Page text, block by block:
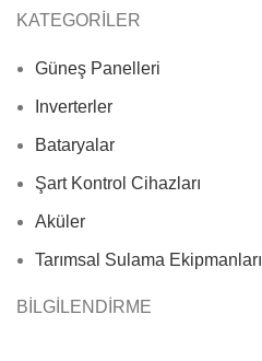
KATEGORİLER
Güneş Panelleri
Inverterler
Bataryalar
Şart Kontrol Cihazları
Aküler
Tarımsal Sulama Ekipmanları
BİLGİLENDİRME